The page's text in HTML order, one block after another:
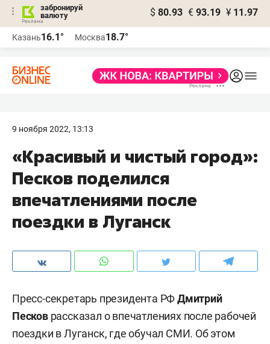
забронируй
валюту
$ 80.93 € 93.19 ¥ 11.97
Казань16.1° Москва18.7°
9 ноября 2022, 13:13
«Красивый и чистый город»:
Песков поделился
впечатлениями после
поездки в Луганск
Пресс-секретарь президента РФДмитрий
Песковрассказал о впечатлениях после рабочей
поездки в Луганск, где обучал СМИ. Об этом